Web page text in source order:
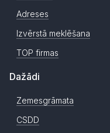
Adreses
Izvērstā meklēšana
TOP firmas
Dažādi
Zemesgrāmata
CSDD